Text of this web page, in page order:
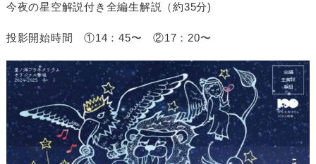
今夜の星空解説付き全編生解説（約35分)
投影開始時間 ①14：45〜 ②17：20〜